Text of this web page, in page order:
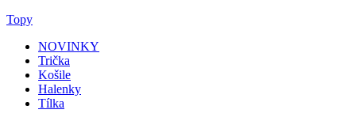
Topy
NOVINKY
Trička
Košile
Halenky
Tílka